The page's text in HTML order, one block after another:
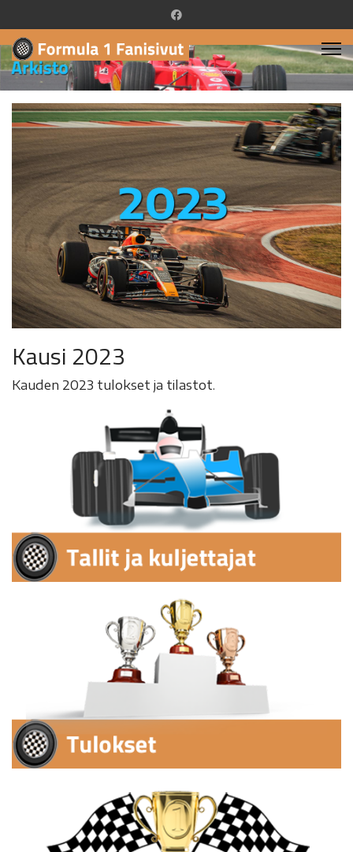
Kausi 2023
Kauden 2023 tulokset ja tilastot.